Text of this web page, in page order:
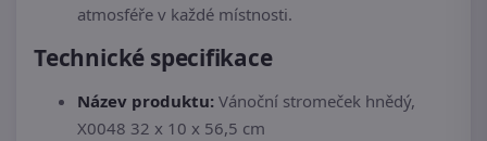
atmosféře v každé místnosti.
Technické specifikace
Název produktu: Vánoční stromeček hnědý,
X0048 32 x 10 x 56,5 cm